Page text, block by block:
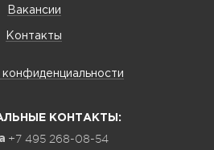
Вакансии
Контакты
конфиденциальности
КОНТАКТЫ:
+7 495 268-08-54